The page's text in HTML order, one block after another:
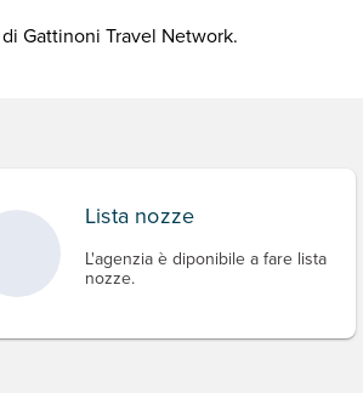
Gattinoni Travel Network.
Lista nozze
L'agenzia è diponibile a fare lista
nozze.